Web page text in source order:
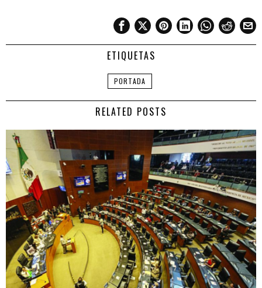
ETIQUETAS
PORTADA
RELATED POSTS